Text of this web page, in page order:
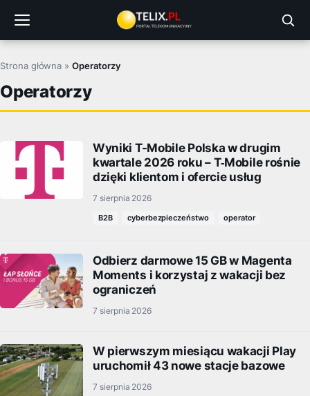
treści
Strona główna »Operatorzy
Operatorzy
Wyniki T-Mobile Polska w drugim
kwartale 2026 roku – T‑Mobile rośnie
dzięki klientom i ofercie usług
7 sierpnia 2026
B2B cyberbezpieczeństwo operator
Odbierz darmowe 15 GB w Magenta
Moments i korzystaj z wakacji bez
ograniczeń
7 sierpnia 2026
W pierwszym miesiącu wakacji Play
uruchomił 43 nowe stacje bazowe
7 sierpnia 2026